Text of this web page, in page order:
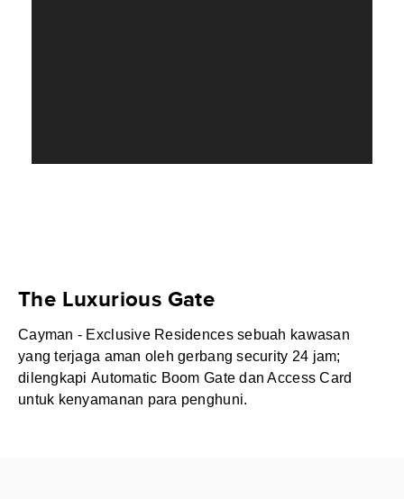
The Luxurious Gate
Cayman - Exclusive Residences sebuah kawasan
yang terjaga aman oleh gerbang security 24 jam;
dilengkapi Automatic Boom Gate dan Access Card
untuk kenyamanan para penghuni.